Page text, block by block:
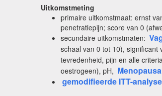
Uitkomstmeting
primaire uitkomstmaat: ernst
penetratiepijn; score van 0
secundaire uitkomstmaten:
schaal van 0 tot 10),
tevredenheid, pijn en alle
oestrogeen), pH,
gemodifieerde ITT-analyse